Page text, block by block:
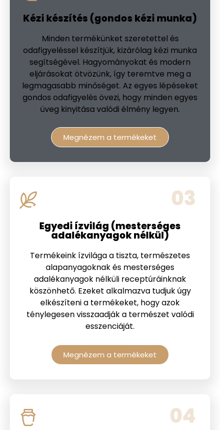
Kézi készítés (gondos kézi munka)
Minden termékünket szeretettel és
odafigyeléssel készítjük, kizárólag kézi munka
segítségével. Hagyományokat és modern
eljárásokat ötvözünk, így teremtve meg a
legmagasabb minőséget. Az egyes lépéseket
gondos odafigyelés övezi, hogy minden egyes
üveg kinyitása valódi élmény legyen.
Megnézem a termékeket
03
Egyedi ízvilág (mesterséges
adalékanyagok nélkül)
Termékeink ízvilága a tiszta, természetes
alapanyagoknak és mesterséges
adalékanyagok nélküli receptúráinknak
köszönhető. Ezeket alkalmazva tudjuk úgy
elkészíteni a termékeket, hogy azok
ténylegesen visszaadják a természet valódi
esszenciáját.
Megnézem a termékeket
04